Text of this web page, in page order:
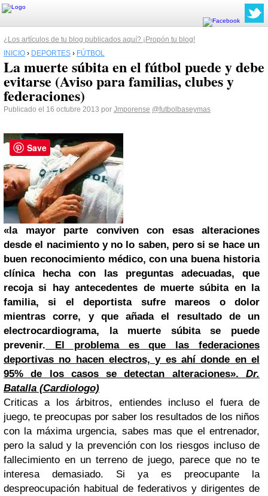
¿Los artículos de tu blog publicados aquí? ¡Propón tu blog!
INICIO › DEPORTES › FÚTBOL
La muerte súbita en el fútbol puede y debe
evitarse (Aviso para familias, clubes y
federaciones)
Publicado el 16 octubre 2013 por Jmporense @futbolbaseymas
«la mayor parte conviven con esas alteraciones
desde el nacimiento y no lo saben, pero si se hace un
buen reconocimiento médico, con una buena historia
clínica hecha con las preguntas adecuadas, que
recoja si hay antecedentes de muerte súbita en la
familia, si el deportista sufre mareos o dolor
mientras corre, y que añada el resultado de un
electrocardiograma, la muerte súbita se puede
prevenir. El problema es que las federaciones
deportivas no hacen electros, y es ahí donde en el
95% de los casos se detectan alteraciones». Dr.
Batalla (Cardiologo)
Criticas a los árbitros, entiendes incluso el fuera de
juego, te preocupas por saber los resultados de los niños
con la máxima urgencia, sabes mas que el entrenador,
pero la salud y la prevención con los riesgos incluso de
fallecimiento en un terreno de juego, parece que no te
interesa demasiado. Si ya es preocupante la
despreocupación habitual de federativos y dirigentes de
Save